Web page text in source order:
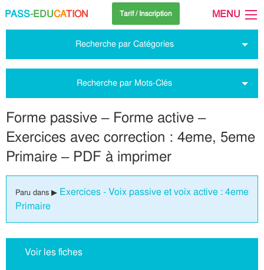
PASS-EDUCATION Tarif / Inscription MENU
Recherche par Catégories
Recherche par Mots-Clés
Forme passive – Forme active –
Exercices avec correction : 4eme, 5eme
Primaire – PDF à imprimer
Paru dans ▶ Exercices - Voix passive et voix active : 4eme
Primaire
Voir les fiches